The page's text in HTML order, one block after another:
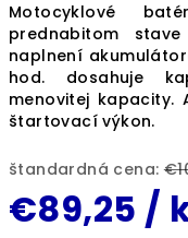
Motocyklové
prednabitom
naplnení
hod. dosahuje
menovitej kapacity.
štartovací výkon.
štandardná cena:
€89,25 /